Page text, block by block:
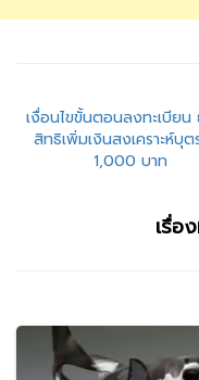
แนะแนว
เรื่อง
เงื่อนไขขั้นตอนลงทะเบียน
สิทธิเพิ่มเงินสงเคราะห์บุต
1,000 บาท
เรื่อ